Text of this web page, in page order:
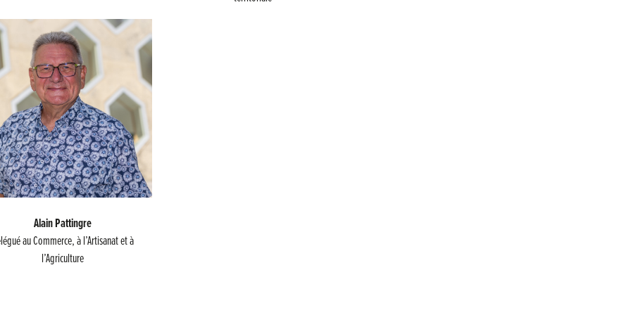
Alain Pattingre
au Commerce, à l’Artisanat et à
l’Agriculture